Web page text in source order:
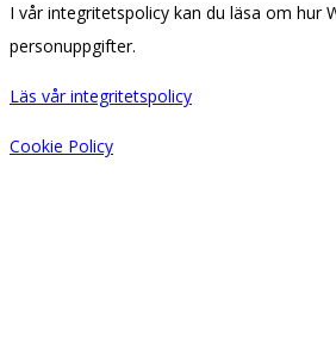
I vår integritetspolicy kan du läsa om hur
personuppgifter.
Läs vår integritetspolicy
Cookie Policy